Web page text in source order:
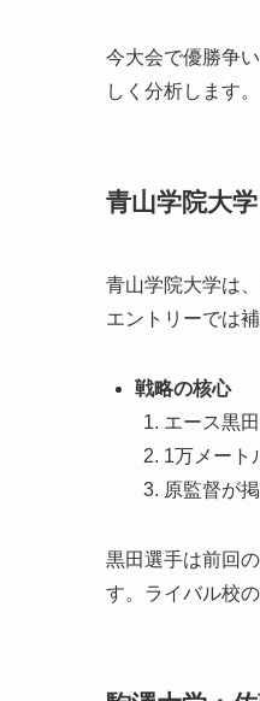
今大会で優勝争
しく分析します。
青山学院大
青山学院大学は
エントリーでは
戦略の核心
エース黒
1万メート
原監督が
黒田選手は前回
す。ライバル校